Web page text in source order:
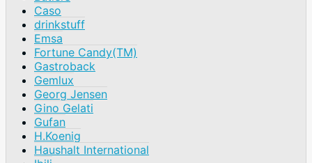
Caso
drinkstuff
Emsa
Fortune Candy(TM)
Gastroback
Gemlux
Georg Jensen
Gino Gelati
Gufan
H.Koenig
Haushalt International